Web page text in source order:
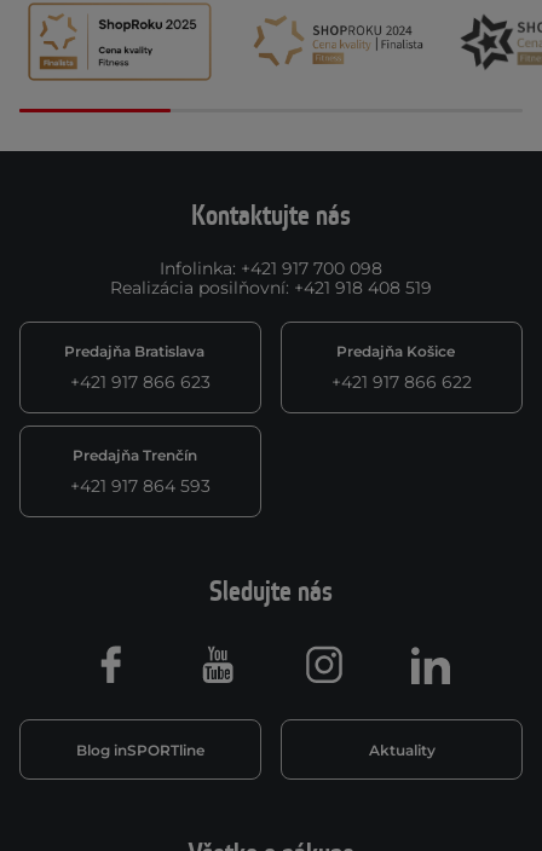
Kontaktujte nás
Infolinka: +421 917 700 098
Realizácia posilňovní: +421 918 408 519
Predajňa Bratislava
+421 917 866 623
Predajňa Košice
+421 917 866 622
Predajňa Trenčín
+421 917 864 593
Sledujte nás
Blog inSPORTline Aktuality
Facebook Youtube Instagram LinkedIn